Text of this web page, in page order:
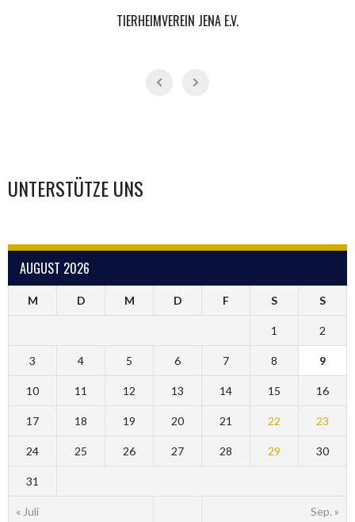
TIERHEIMVEREIN JENA E.V.
UNTERSTÜTZE UNS
AUGUST 2026
M D M D F S S
« Juli Sep. »
1 2
3 4 5 6 7 8 9
10 11 12 13 14 15 16
17 18 19 20 21 22 23
24 25 26 27 28 29 30
31